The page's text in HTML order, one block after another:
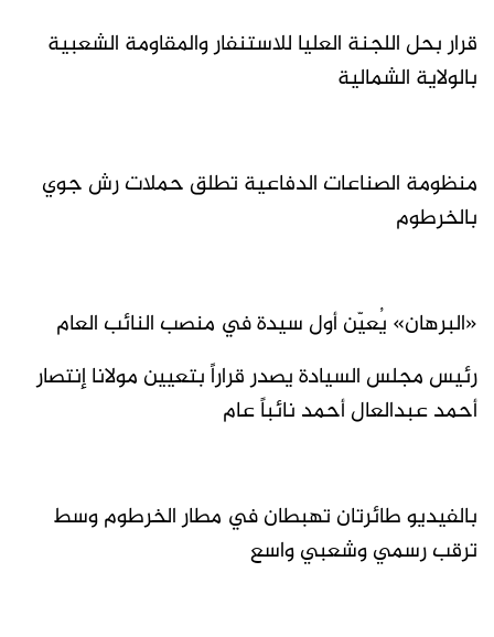
قرار بحل اللجنة العليا للاستنفار والمقاومة الشعبية
بالولاية الشمالية
منظومة الصناعات الدفاعية تطلق حملات رش جوي
بالخرطوم
«البرهان» يُعيّن أول سيدة في منصب النائب العام
رئيس مجلس السيادة يصدر قراراً بتعيين مولانا إنتصار
أحمد عبدالعال أحمد نائباً عام
بالفيديو طائرتان تهبطان في مطار الخرطوم وسط
ترقب رسمي وشعبي واسع